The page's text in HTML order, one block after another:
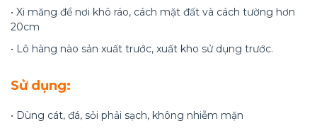
• Xi măng để nơi khô ráo, cách mặt đất và cách tường hơn
20cm
• Lô hàng nào sản xuất trước, xuất kho sử dụng trước.
Sử dụng:
• Dùng cát, đá, sỏi phải sạch, không nhiễm mặn